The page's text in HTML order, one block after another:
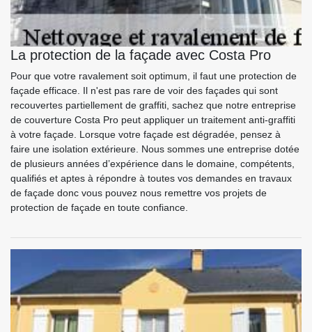
La protection de la façade avec Costa Pro
Pour que votre ravalement soit optimum, il faut une protection de
façade efficace. Il n'est pas rare de voir des façades qui sont
recouvertes partiellement de graffiti, sachez que notre entreprise
de couverture Costa Pro peut appliquer un traitement anti-graffiti
à votre façade. Lorsque votre façade est dégradée, pensez à
faire une isolation extérieure. Nous sommes une entreprise dotée
de plusieurs années d’expérience dans le domaine, compétents,
qualifiés et aptes à répondre à toutes vos demandes en travaux
de façade donc vous pouvez nous remettre vos projets de
protection de façade en toute confiance.